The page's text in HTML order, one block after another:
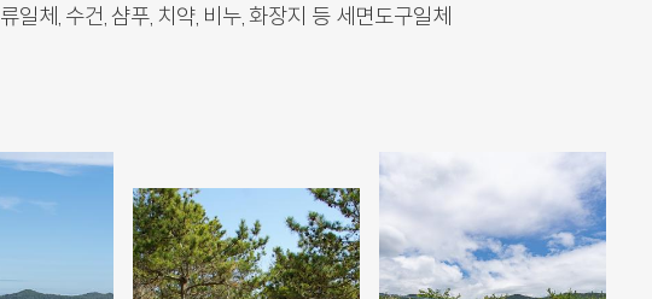
류일체, 수건, 샴푸, 치약, 비누, 화장지 등 세면도구일체